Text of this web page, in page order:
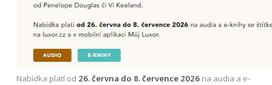
Nabídka platí od 26. června do 8. července 2026na audia a e-